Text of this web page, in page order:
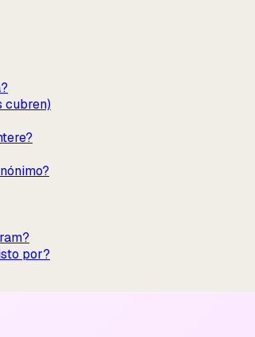
cubren)
por?